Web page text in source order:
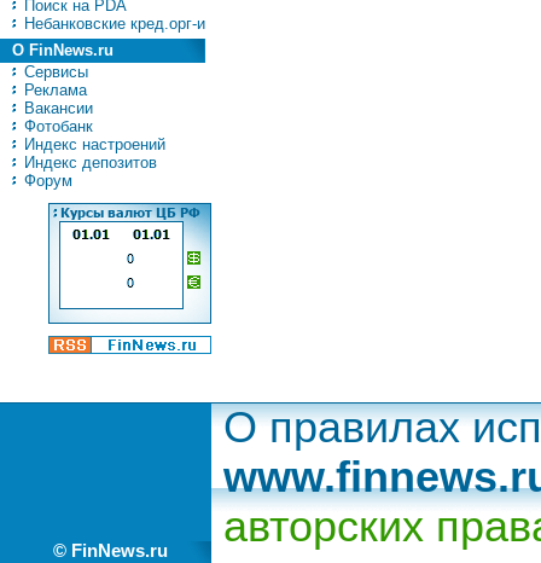
Поиск на PDA
Небанковские кред.орг-и
О FinNews.ru
Сервисы
Реклама
Вакансии
Фотобанк
Индекс настроений
Индекс депозитов
Форум
© FinNews.ru
О правилах
авторских